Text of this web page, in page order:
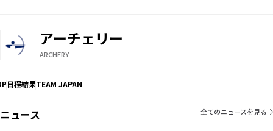
アーチェリー
ARCHERY
日程結果TEAM JAPAN
ニュース 全てのニュースを見る